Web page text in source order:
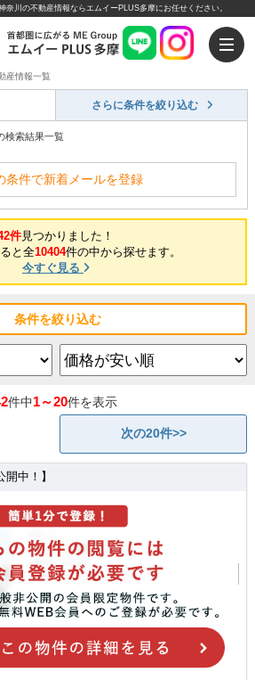
川の不動産情報ならエムイーPLUS多摩にお任せください。
産情報一覧
さらに条件を絞り込む
検索結果一覧
条件で新着メールを登録
件見つかりました！
と全10404件の中から探せます。
今すぐ見る
条件を絞り込む
件中1～20件を表示
次の20件>>
開中！】